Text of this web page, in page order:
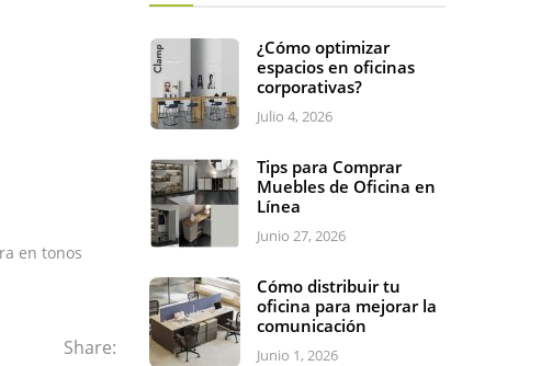
en tonos
Share:
¿Cómo optimizar
espacios en oficinas
corporativas?
Julio 4, 2026
Tips para Comprar
Muebles de Oficina en
Línea
Junio 27, 2026
Cómo distribuir tu
oficina para mejorar la
comunicación
Junio 1, 2026